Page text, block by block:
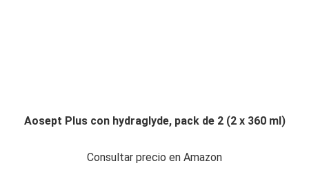
Aosept Plus con hydraglyde, pack de 2 (2 x 360 ml)
Consultar precio en Amazon